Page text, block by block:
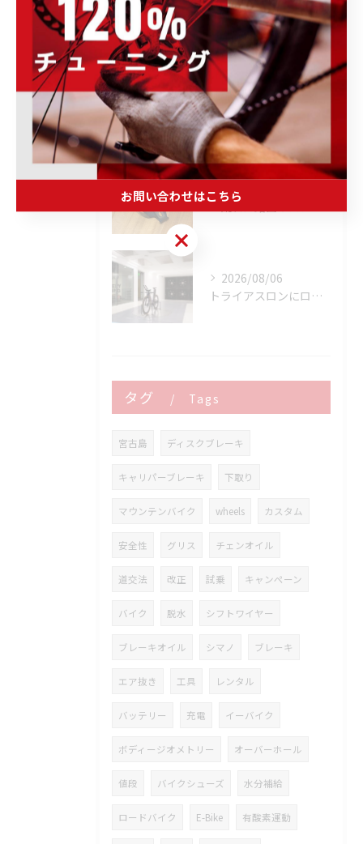
最近の投稿
Recent
Posts
2026/08/07
2026/08/06
2026/08/06
トライアスロンにロードバイクはどこまで使える？
タグ Tags
宮古島 ディスクブレーキ
キャリパーブレーキ 下取り
マウンテンバイク wheels カスタム
安全性 グリス チェンオイル
道交法 改正 試乗 キャンペーン
バイク 脱水 シフトワイヤー
ブレーキオイル シマノ ブレーキ
エア抜き 工具 レンタル
バッテリー 充電 イーバイク
ボディージオメトリー オーバーホール
値段 バイクシューズ 水分補給
ロードバイク E-Bike 有酸素運動
お問い合わせはこちら
お問い合わせはこちら